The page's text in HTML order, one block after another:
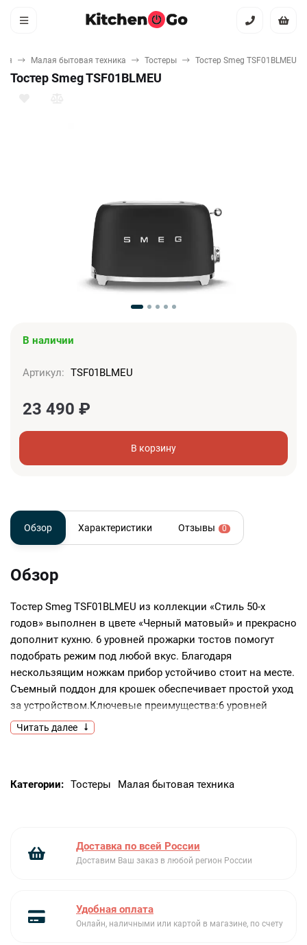
Малая бытовая техника Тостеры Тостер Smeg TSF01BLMEU
Тостер Smeg TSF01BLMEU
В наличии
Артикул: TSF01BLMEU
23 490 ₽
В корзину
Обзор Характеристики Отзывы 0
Обзор
Тостер Smeg TSF01BLMEU из коллекции «Стиль 50-х
годов» выполнен в цвете «Черный матовый» и прекрасно
дополнит кухню. 6 уровней прожарки тостов помогут
подобрать режим под любой вкус. Благодаря
нескользящим ножкам прибор устойчиво стоит на месте.
Съемный поддон для крошек обеспечивает простой уход
за устройством.Ключевые преимущества:6 уровней
прожаркиНескользящие ножкиСъемный поддон для
крошек
Читать далее
Категории: Тостеры Малая бытовая техника
Доставка по всей России
Доставим Ваш заказ в любой регион России
Удобная оплата
Онлайн, наличными или картой в магазине, по счету